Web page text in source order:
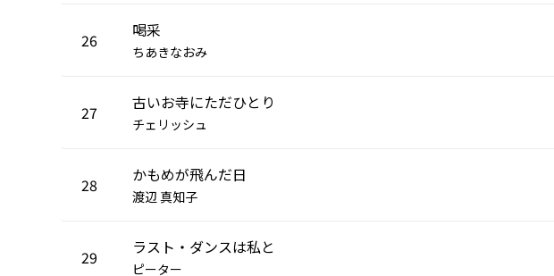
26 喝采
ちあきなおみ
27 古いお寺にただひとり
チェリッシュ
28 かもめが飛んだ日
渡辺 真知子
29 ラスト・ダンスは私と
ピーター